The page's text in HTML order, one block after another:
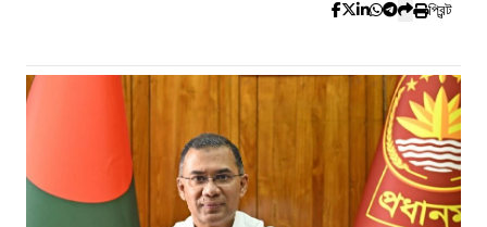
প্রিন্ট